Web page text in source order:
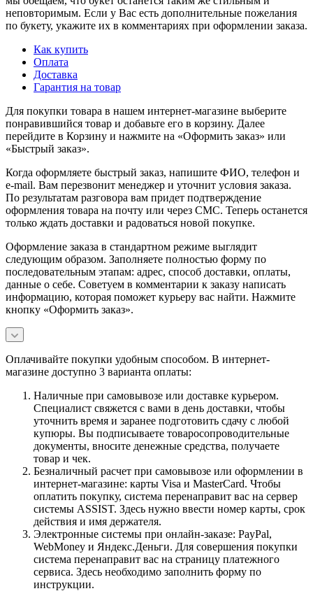
неповторимым. Если у Вас есть дополнительные пожелания
по букету, укажите их в комментариях при оформлении заказа.
Как купить
Оплата
Доставка
Гарантия на товар
Для покупки товара в нашем интернет-магазине выберите
понравившийся товар и добавьте его в корзину. Далее
перейдите в Корзину и нажмите на «Оформить заказ» или
«Быстрый заказ».
Когда оформляете быстрый заказ, напишите ФИО, телефон и
e-mail. Вам перезвонит менеджер и уточнит условия заказа.
По результатам разговора вам придет подтверждение
оформления товара на почту или через СМС. Теперь останется
только ждать доставки и радоваться новой покупке.
Оформление заказа в стандартном режиме выглядит
следующим образом. Заполняете полностью форму по
последовательным этапам: адрес, способ доставки, оплаты,
данные о себе. Советуем в комментарии к заказу написать
информацию, которая поможет курьеру вас найти. Нажмите
кнопку «Оформить заказ».
Оплачивайте покупки удобным способом. В интернет-
магазине доступно 3 варианта оплаты:
Наличные при самовывозе или доставке курьером.
Специалист свяжется с вами в день доставки, чтобы
уточнить время и заранее подготовить сдачу с любой
купюры. Вы подписываете товаросопроводительные
документы, вносите денежные средства, получаете
товар и чек.
Безналичный расчет при самовывозе или оформлении в
интернет-магазине: карты Visa и MasterCard. Чтобы
оплатить покупку, система перенаправит вас на сервер
системы ASSIST. Здесь нужно ввести номер карты, срок
действия и имя держателя.
Электронные системы при онлайн-заказе: PayPal,
WebMoney и Яндекс.Деньги. Для совершения покупки
система перенаправит вас на страницу платежного
сервиса. Здесь необходимо заполнить форму по
инструкции.